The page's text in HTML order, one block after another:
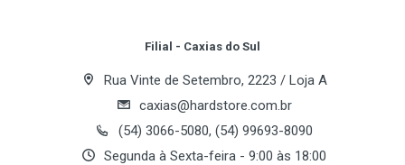
Filial - Caxias do Sul
Rua Vinte de Setembro, 2223 / Loja A
caxias@hardstore.com.br
(54) 3066-5080, (54) 99693-8090
Segunda à Sexta-feira - 9:00 às 18:00